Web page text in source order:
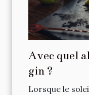
Avec quel
gin ?
Lorsque le